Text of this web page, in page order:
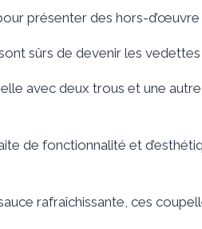
présenter des hors-
sûrs de devenir les
avec deux trous et une
de fonctionnalité et
rafraîchissante, ces